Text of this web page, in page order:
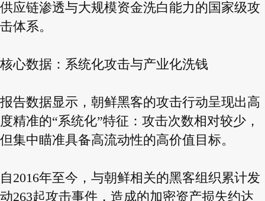
供应链渗透与大规模资金洗白能力的国家级攻
击体系。
核心数据：系统化攻击与产业化洗钱
报告数据显示，朝鲜黑客的攻击行动呈现出高
度精准的“系统化”特征：攻击次数相对较少，
但集中瞄准具备高流动性的高价值目标。
自2016年至今，与朝鲜相关的黑客组织累计发
动263起攻击事件，造成的加密资产损失约达